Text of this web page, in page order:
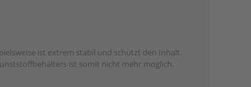
ist extrem stabil und schützt den Inhalt.
ist somit nicht mehr möglich.